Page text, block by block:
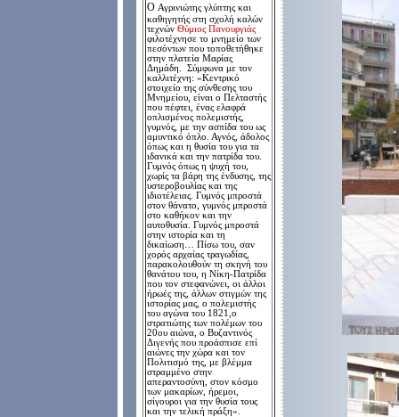
O Αγρινιώτης γλύπτης και
καθηγητής στη σχολή καλών
τεχνών Θύμιος Πανουργιάς
φιλοτέχνησε το μνημείο των
πεσόντων που τοποθετήθηκε
στην πλατεία Μαρίας
Δημάδη. Σύμφωνα με τον
καλλιτέχνη: «Κεντρικό
στοιχείο της σύνθεσης του
Μνημείου, είναι ο Πελταστής
που πέφτει, ένας ελαφρά
οπλισμένος πολεμιστής,
γυμνός, με την ασπίδα του ως
αμυντικό όπλο. Αγνός, άδολος
όπως και η θυσία του για τα
ιδανικά και την πατρίδα του.
Γυμνός όπως η ψυχή του,
χωρίς τα βάρη της ένδυσης, της
υστεροβουλίας και της
ιδιοτέλειας. Γυμνός μπροστά
στον θάνατο, γυμνός μπροστά
στο καθήκον και την
αυτοθυσία. Γυμνός μπροστά
στην ιστορία και τη
δικαίωση… Πίσω του, σαν
χορός αρχαίας τραγωδίας,
παρακολουθούν τη σκηνή του
θανάτου του, η Νίκη-Πατρίδα
που τον στεφανώνει, οι άλλοι
ήρωές της, άλλων στιγμών της
ιστορίας μας, ο πολεμιστής
του αγώνα του 1821,ο
στρατιώτης των πολέμων του
20ου αιώνα, ο Βυζαντινός
Διγενής που προάσπισε επί
αιώνες την χώρα και τον
Πολιτισμό της, με βλέμμα
στραμμένο στην
απεραντοσύνη, στον κόσμο
των μακαρίων, ήρεμοι,
σίγουροι για την θυσία τους
και την τελική πράξη».